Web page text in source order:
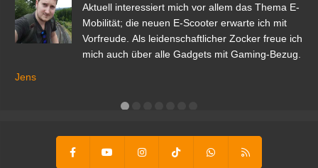
Aktuell interessiert mich vor allem das Thema E-
Mobilität; die neuen E-Scooter erwarte ich mit
Vorfreude. Als leidenschaftlicher Zocker freue ich
mich auch über alle Gadgets mit Gaming-Bezug.
Jens